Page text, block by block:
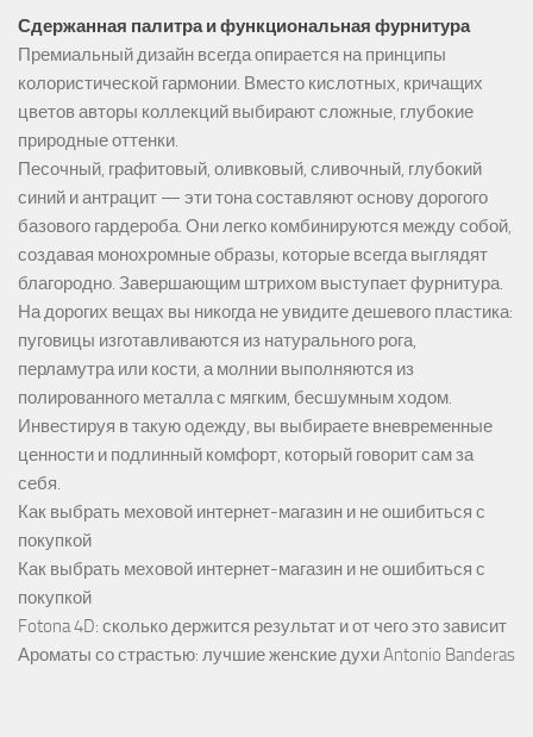
Сдержанная палитра и функциональная фурнитура
Премиальный дизайн всегда опирается на принципы
колористической гармонии. Вместо кислотных, кричащих
цветов авторы коллекций выбирают сложные, глубокие
природные оттенки.
Песочный, графитовый, оливковый, сливочный, глубокий
синий и антрацит — эти тона составляют основу дорогого
базового гардероба. Они легко комбинируются между собой,
создавая монохромные образы, которые всегда выглядят
благородно. Завершающим штрихом выступает фурнитура.
На дорогих вещах вы никогда не увидите дешевого пластика:
пуговицы изготавливаются из натурального рога,
перламутра или кости, а молнии выполняются из
полированного металла с мягким, бесшумным ходом.
Инвестируя в такую одежду, вы выбираете вневременные
ценности и подлинный комфорт, который говорит сам за
себя.
Как выбрать меховой интернет-магазин и не ошибиться с
покупкой
Как выбрать меховой интернет-магазин и не ошибиться с
покупкой
Fotona 4D: сколько держится результат и от чего это зависит
Ароматы со страстью: лучшие женские духи Antonio Banderas